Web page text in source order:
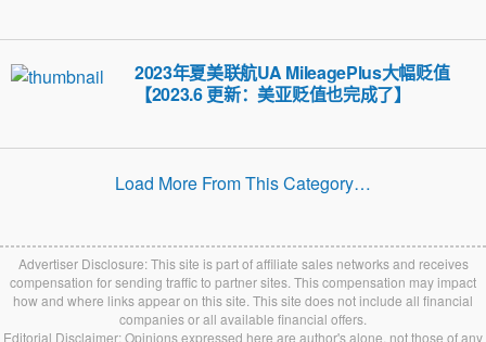
2023年夏美联航UA MileagePlus大幅贬值
【2023.6 更新：美亚贬值也完成了】
Load More From This Category…
Advertiser Disclosure: This site is part of affiliate sales networks and receives
compensation for sending traffic to partner sites. This compensation may impact
how and where links appear on this site. This site does not include all financial
companies or all available financial offers.
Editorial Disclaimer: Opinions expressed here are author's alone, not those of any